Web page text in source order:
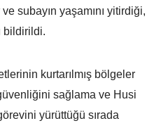
subayın yaşamını yitirdiği,
bildirildi.
kurtarılmış bölgeler
sağlama ve Husi
yürüttüğü sırada